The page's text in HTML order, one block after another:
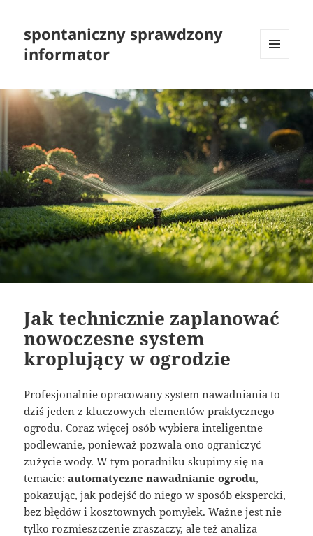
spontaniczny sprawdzony
informator
WIDGETY
Jak technicznie zaplanować
nowoczesne system
kroplujący w ogrodzie
Profesjonalnie opracowany system nawadniania to
dziś jeden z kluczowych elementów praktycznego
ogrodu. Coraz więcej osób wybiera inteligentne
podlewanie, ponieważ pozwala ono ograniczyć
zużycie wody. W tym poradniku skupimy się na
temacie:automatyczne nawadnianie ogrodu,
pokazując, jak podejść do niego w sposób ekspercki,
bez błędów i kosztownych pomyłek. Ważne jest nie
tylko rozmieszczenie zraszaczy, ale też analiza